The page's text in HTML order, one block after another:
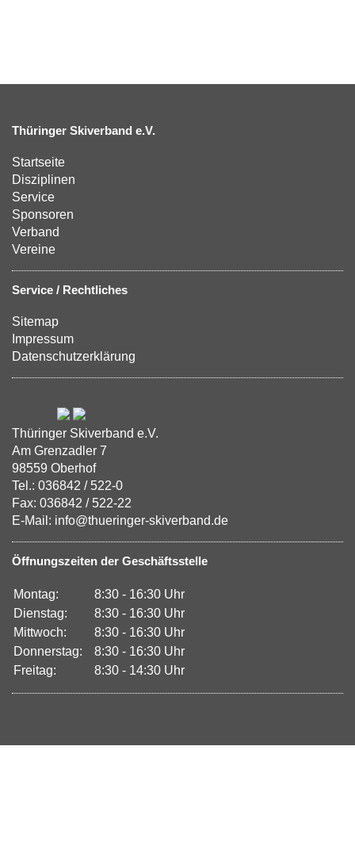
Thüringer Skiverband e.V.
Startseite
Disziplinen
Service
Sponsoren
Verband
Vereine
Service / Rechtliches
Sitemap
Impressum
Datenschutzerklärung
Thüringer Skiverband e.V.
Am Grenzadler 7
98559 Oberhof
Tel.: 036842 / 522-0
Fax: 036842 / 522-22
E-Mail: info@thueringer-skiverband.de
Öffnungszeiten der Geschäftsstelle
Montag:
8:30 - 16:30 Uhr
Dienstag:
8:30 - 16:30 Uhr
Mittwoch:
8:30 - 16:30 Uhr
Donnerstag:
8:30 - 16:30 Uhr
Freitag:
8:30 - 14:30 Uhr